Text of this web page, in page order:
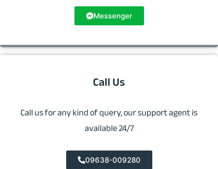
Messenger
Call Us
Call us for any kind of query, our support agent is
available 24/7
09638-009280